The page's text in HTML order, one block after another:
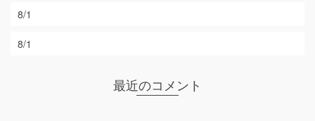
8/1
8/1
最近のコメント